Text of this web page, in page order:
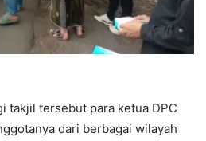
takjil tersebut para ketua DPC
dari berbagai wilayah